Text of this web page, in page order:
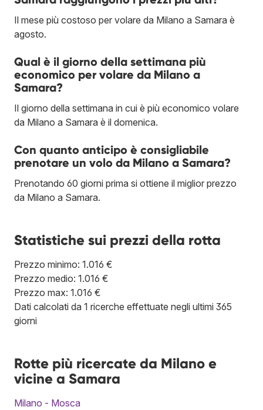
Il mese più costoso per volare da Milano a Samara è
agosto.
Qual è il giorno della settimana più
economico per volare da Milano a
Samara?
Il giorno della settimana in cui è più economico volare
da Milano a Samara è il domenica.
Con quanto anticipo è consigliabile
prenotare un volo da Milano a Samara?
Prenotando 60 giorni prima si ottiene il miglior prezzo
da Milano a Samara.
Statistiche sui prezzi della rotta
Prezzo minimo: 1.016 €
Prezzo medio: 1.016 €
Prezzo max: 1.016 €
Dati calcolati da 1 ricerche effettuate negli ultimi 365
giorni
Rotte più ricercate da Milano e
vicine a Samara
Milano - Mosca